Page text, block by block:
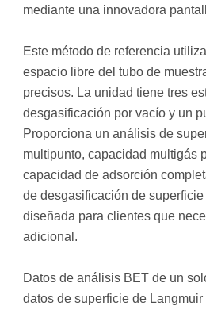
mediante una innovadora
Este método de referencia
espacio libre del tubo de
precisos. La unidad tiene tres
desgasificación por vacío y un
Proporciona un análisis de
multipunto, capacidad multigás
capacidad de adsorción
de desgasificación de
diseñada para clientes que
adicional.
Datos de análisis BET de un
datos de superficie de Langmuir